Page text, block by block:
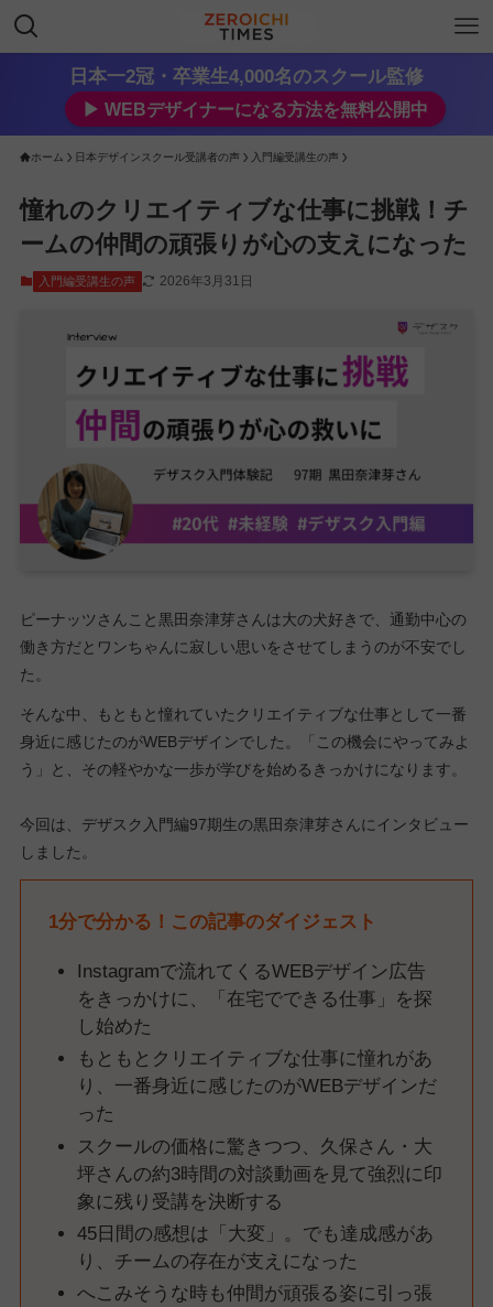
日本一2冠・卒業生4,000名のスクール監修
▶︎ WEBデザイナーになる方法を無料公開中
ホーム 日本デザインスクール受講者の声 入門編受講生の声
憧れのクリエイティブな仕事に挑戦！チ
ームの仲間の頑張りが心の支えになった
入門編受講生の声 2026年3月31日
ピーナッツさんこと黒田奈津芽さんは大の犬好きで、通勤中心の
働き方だとワンちゃんに寂しい思いをさせてしまうのが不安でし
た。
そんな中、もともと憧れていたクリエイティブな仕事として一番
身近に感じたのがWEBデザインでした。「この機会にやってみよ
う」と、その軽やかな一歩が学びを始めるきっかけになります。
今回は、デザスク入門編97期生の黒田奈津芽さんにインタビュー
しました。
1分で分かる！この記事のダイジェスト
Instagramで流れてくるWEBデザイン広告
をきっかけに、「在宅でできる仕事」を探
し始めた
もともとクリエイティブな仕事に憧れがあ
り、一番身近に感じたのがWEBデザインだ
った
スクールの価格に驚きつつ、久保さん・大
坪さんの約3時間の対談動画を見て強烈に印
象に残り受講を決断する
45日間の感想は「大変」。でも達成感があ
り、チームの存在が支えになった
へこみそうな時も仲間が頑張る姿に引っ張